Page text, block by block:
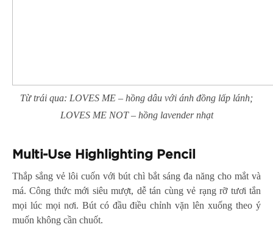
Từ trái qua: LOVES ME – hồng dâu với ánh đồng lấp lánh;
LOVES ME NOT – hồng lavender nhạt
Multi-Use Highlighting Pencil
Thắp sắng vẻ lôi cuốn với bút chì bắt sáng đa năng cho mắt và
má. Công thức mới siêu mượt, dễ tán cùng vẻ rạng rỡ tươi tắn
mọi lúc mọi nơi. Bút có đầu điều chỉnh vặn lên xuống theo ý
muốn không cần chuốt.